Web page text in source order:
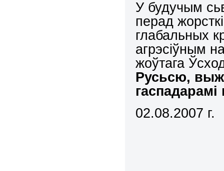
У будучым
перад
глабальных
агрэсіўным
жоўтага
Русьсю,
02.08.2007 г.